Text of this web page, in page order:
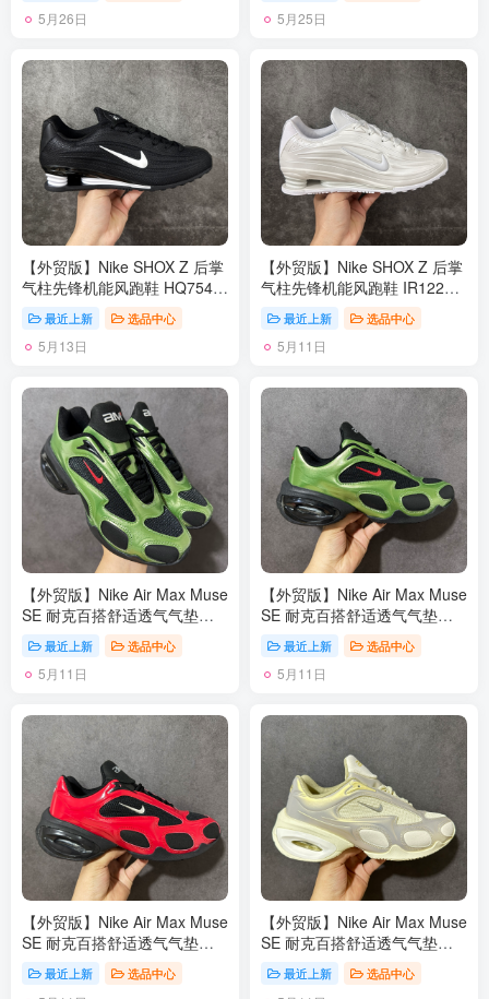
面最高版本 货号：II7055-100
39 40 40.5 41 42 42.5 43 44
45 46 46.5 47.5
5月26日
面最高版本 货号：II7055-800
39 40 40.5 41 42 42.5 43 44
45 46 46.5 47.5
5月25日
【外贸版】Nike SHOX Z 后掌
气柱先锋机能风跑鞋 HQ7541-
001 Nike Shox Z搭载了Nike标
志性的Shox缓震科技 后跟的
气柱能有效吸收冲击能量提供
的材质制作鞋面能确保脚部保
持干爽舒适 贴合脚部曲线 带
来舒适的包裹感 “猫跟”设计不
仅提升了时尚感 还增强了穿着
时的稳定性 使脚部在行走或运
动过程中能保持平衡 尺码：
36 36.5 37.5 38 38.5 39 40
最近上新 选品中心
5月13日
【外贸版】Nike SHOX Z 后掌
气柱先锋机能风跑鞋 IR1222-
100 Nike Shox Z搭载了Nike标
志性的Shox缓震科技 后跟的
气柱能有效吸收冲击能量提供
的材质制作鞋面能确保脚部保
持干爽舒适 贴合脚部曲线 带
来舒适的包裹感 “猫跟”设计不
仅提升了时尚感 还增强了穿着
时的稳定性 使脚部在行走或运
动过程中能保持平衡 尺码：
36 36.5 37.5 38 38.5 39 40
最近上新 选品中心
5月11日
【外贸版】Nike Air Max Muse
SE 耐克百搭舒适透气气垫休
闲跑步鞋 FV1920 尺码：36-
45 最近上新 选品中心
5月11日
【外贸版】Nike Air Max Muse
SE 耐克百搭舒适透气气垫休
闲跑步鞋 FV1920 尺码：36-
45 最近上新 选品中心
5月11日
【外贸版】Nike Air Max Muse
SE 耐克百搭舒适透气气垫休
闲跑步鞋 FV1920 尺码：36-
45 最近上新 选品中心
【外贸版】Nike Air Max Muse
SE 耐克百搭舒适透气气垫休
闲跑步鞋 FV1920 尺码：36-
45 最近上新 选品中心